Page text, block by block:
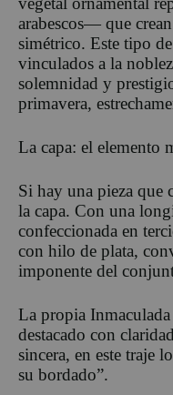
arabescos— que
simétrico. Este tipo
vinculados a la
solemnidad y
primavera,
La capa: el elemento
Si hay una pieza que
la capa. Con una
confeccionada en
con hilo de plata,
imponente del
La propia Inmaculada
destacado con claridad
sincera, en este traje
su bordado”.